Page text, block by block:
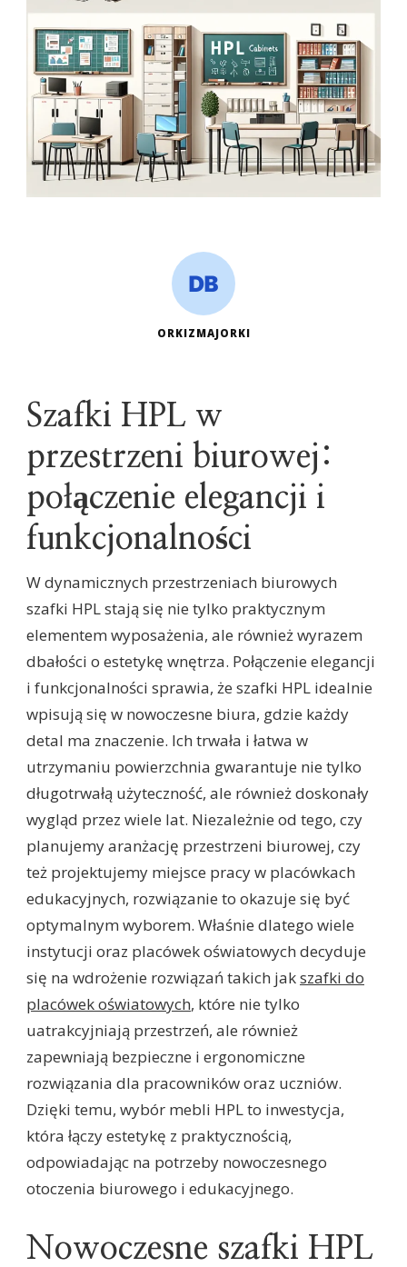
ORKIZMAJORKI
Szafki HPL w
przestrzeni biurowej:
połączenie elegancji i
funkcjonalności
W dynamicznych przestrzeniach biurowych
szafki HPL stają się nie tylko praktycznym
elementem wyposażenia, ale również wyrazem
dbałości o estetykę wnętrza. Połączenie elegancji
i funkcjonalności sprawia, że szafki HPL idealnie
wpisują się w nowoczesne biura, gdzie każdy
detal ma znaczenie. Ich trwała i łatwa w
utrzymaniu powierzchnia gwarantuje nie tylko
długotrwałą użyteczność, ale również doskonały
wygląd przez wiele lat. Niezależnie od tego, czy
planujemy aranżację przestrzeni biurowej, czy
też projektujemy miejsce pracy w placówkach
edukacyjnych, rozwiązanie to okazuje się być
optymalnym wyborem. Właśnie dlatego wiele
instytucji oraz placówek oświatowych decyduje
się na wdrożenie rozwiązań takich jakszafki do
placówek oświatowych, które nie tylko
uatrakcyjniają przestrzeń, ale również
zapewniają bezpieczne i ergonomiczne
rozwiązania dla pracowników oraz uczniów.
Dzięki temu, wybór mebli HPL to inwestycja,
która łączy estetykę z praktycznością,
odpowiadając na potrzeby nowoczesnego
otoczenia biurowego i edukacyjnego.
Nowoczesne szafki HPL